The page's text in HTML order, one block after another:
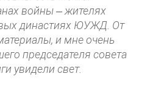
войны – жителях
династиях ЮУЖД. От
и мне очень
председателя совета
увидели свет.